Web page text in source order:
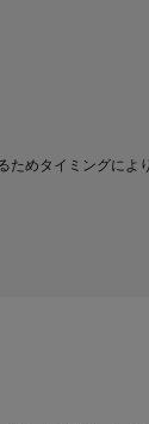
ためタイミングによ